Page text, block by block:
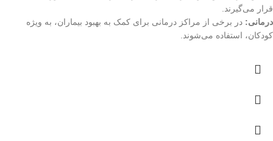
قرار می‌گیرند.
درمانی: در برخی از مراکز درمانی برای کمک به بهبود بیماران، به ویژه
کودکان، استفاده می‌شوند.